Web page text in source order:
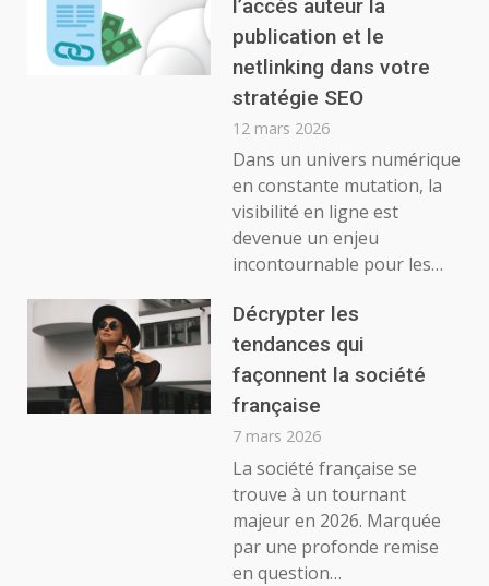
l’accès auteur la
publication et le
netlinking dans votre
stratégie SEO
12 mars 2026
Dans un univers numérique
en constante mutation, la
visibilité en ligne est
devenue un enjeu
incontournable pour les…
Décrypter les
tendances qui
façonnent la société
française
7 mars 2026
La société française se
trouve à un tournant
majeur en 2026. Marquée
par une profonde remise
en question…